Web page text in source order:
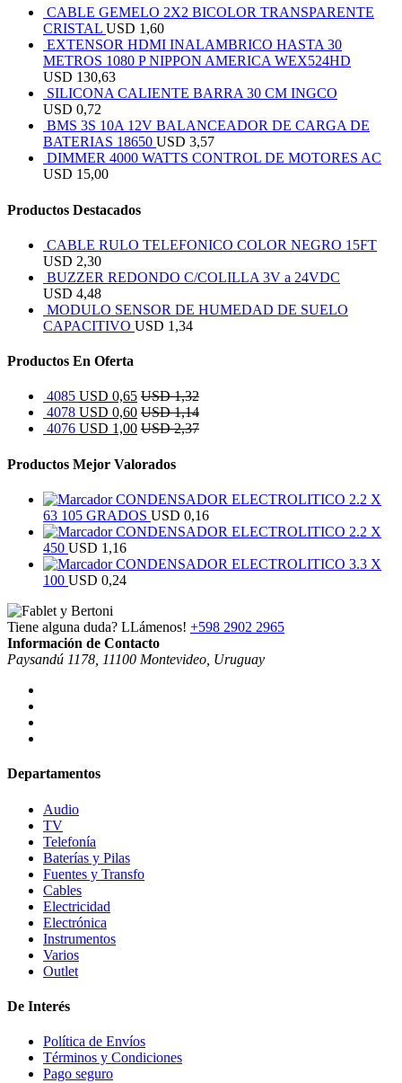
CABLE GEMELO 2X2 BICOLOR TRANSPARENTE
CRISTAL USD 1,60
EXTENSOR HDMI INALAMBRICO HASTA 30
METROS 1080 P NIPPON AMERICA WEX524HD
USD 130,63
SILICONA CALIENTE BARRA 30 CM INGCO
USD 0,72
BMS 3S 10A 12V BALANCEADOR DE CARGA DE
BATERIAS 18650 USD 3,57
DIMMER 4000 WATTS CONTROL DE MOTORES AC
USD 15,00
Productos Destacados
CABLE RULO TELEFONICO COLOR NEGRO 15FT
USD 2,30
BUZZER REDONDO C/COLILLA 3V a 24VDC
USD 4,48
MODULO SENSOR DE HUMEDAD DE SUELO
CAPACITIVO USD 1,34
Productos En Oferta
4085 USD 0,65 USD1,32
4078 USD 0,60 USD1,14
4076 USD 1,00 USD2,37
Productos Mejor Valorados
CONDENSADOR ELECTROLITICO 2.2 X
63 105 GRADOS USD 0,16
CONDENSADOR ELECTROLITICO 2.2 X
450 USD 1,16
CONDENSADOR ELECTROLITICO 3.3 X
100 USD 0,24
Tiene alguna duda? LLámenos! +598 2902 2965
Información de Contacto
Paysandú 1178, 11100 Montevideo, Uruguay
Departamentos
Audio
TV
Telefonía
Baterías y Pilas
Fuentes y Transfo
Cables
Electricidad
Electrónica
Instrumentos
Varios
Outlet
De Interés
Política de Envíos
Términos y Condiciones
Pago seguro